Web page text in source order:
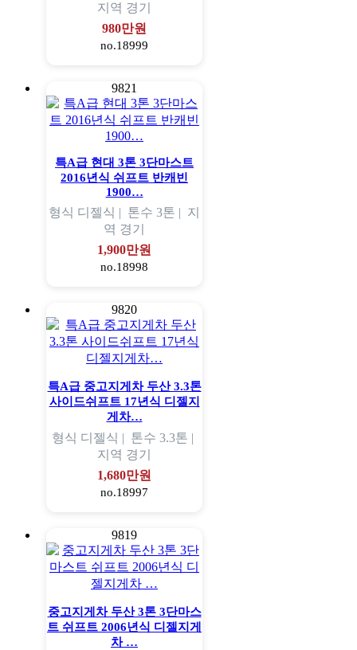
지역 경기
980만원
no.18999
9821
특A급 현대 3톤 3단마스트
2016년식 쉬프트 반캐빈
1900…
형식 디젤식 | 톤수 3톤 | 지
역 경기
1,900만원
no.18998
9820
특A급 중고지게차 두산 3.3톤
사이드쉬프트 17년식 디젤지
게차…
형식 디젤식 | 톤수 3.3톤 |
지역 경기
1,680만원
no.18997
9819
중고지게차 두산 3톤 3단마스
트 쉬프트 2006년식 디젤지게
차 …